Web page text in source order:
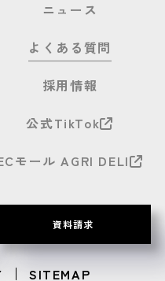
ニュース
よくある質問
採用情報
公式TikTok
モール AGRI DELI
資料請求
SITEMAP